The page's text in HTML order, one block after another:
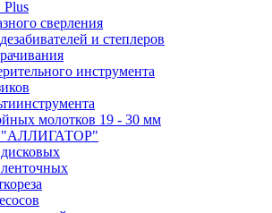
Plus
сверления
и степлеров
инструмента
молотков 19 - 30 мм
"АЛЛИГАТОР"